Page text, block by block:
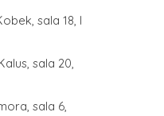
sala 18, I
sala 20,
sala 6,